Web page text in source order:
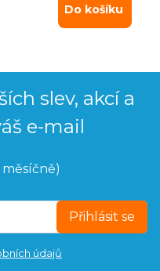
Do košíku
slev, akcí a
e-mail
Přihlásit se
údajů